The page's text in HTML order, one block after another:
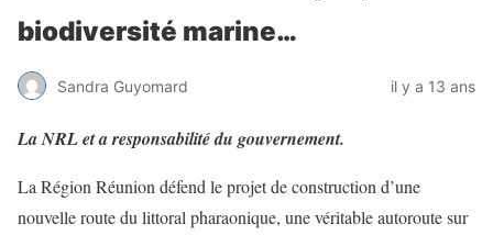
biodiversité marine…
Sandra Guyomard il y a 13 ans
La NRL et a responsabilité du gouvernement.
La Région Réunion défend le projet de construction d’une
nouvelle route du littoral pharaonique, une véritable autoroute sur